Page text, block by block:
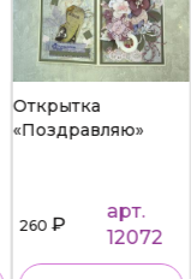
Открытка
«Поздравляю»
260₽
арт.
12072